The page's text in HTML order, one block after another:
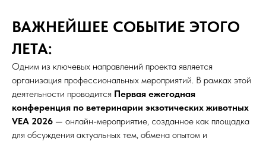
ВАЖНЕЙШЕЕ СОБЫТИЕ ЭТОГО
ЛЕТА:
Одним из ключевых направлений проекта является
организация профессиональных мероприятий. В рамках этой
деятельности проводится Первая ежегодная
конференция по ветеринарии экзотических животных
VEA 2026 — онлайн-мероприятие, созданное как площадка
для обсуждения актуальных тем, обмена опытом и